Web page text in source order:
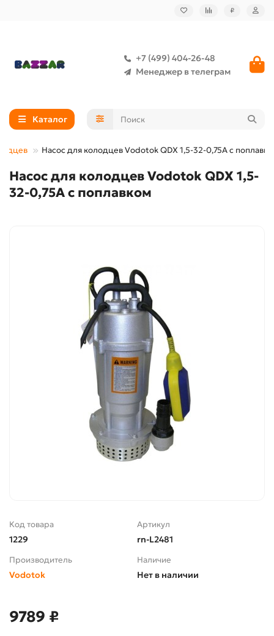
₽
+7 (499) 404-26-48
Менеджер в телеграм
Каталог
Насос для колодцев Vodotok QDX 1,5-32-0,75А с
Насос для колодцев Vodotok QDX 1,5-
32-0,75А с поплавком
Код товара
1229
Артикул
rn-L2481
Производитель
Vodotok
Наличие
Нет в наличии
9789 ₽